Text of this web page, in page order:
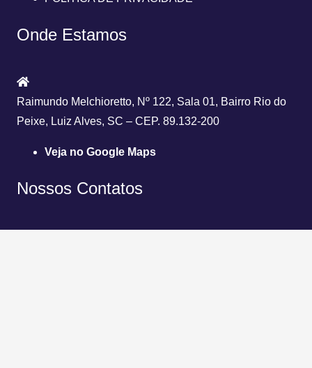
Onde Estamos
Raimundo Melchioretto, Nº 122, Sala 01, Bairro Rio do
Peixe, Luiz Alves, SC – CEP. 89.132-200
Veja no Google Maps
Nossos Contatos